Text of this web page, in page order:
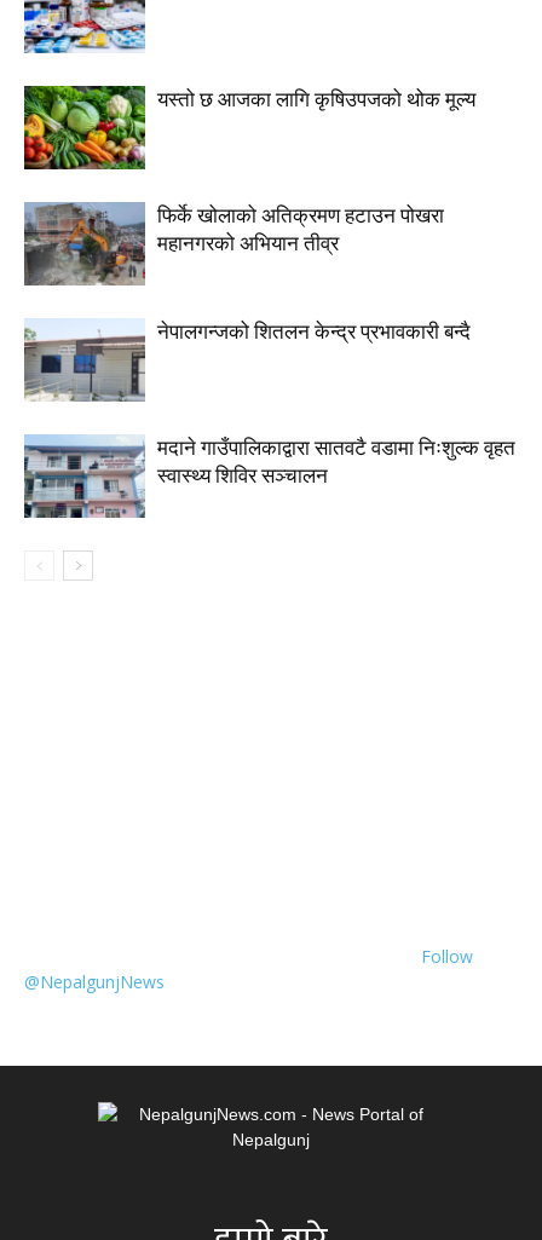
यस्तो छ आजका लागि कृषिउपजको थोक मूल्य
फिर्के खोलाको अतिक्रमण हटाउन पोखरा
महानगरको अभियान तीव्र
नेपालगन्जको शितलन केन्द्र प्रभावकारी बन्दै
मदाने गाउँपालिकाद्वारा सातवटै वडामा निःशुल्क वृहत
स्वास्थ्य शिविर सञ्चालन
Follow
@NepalgunjNews